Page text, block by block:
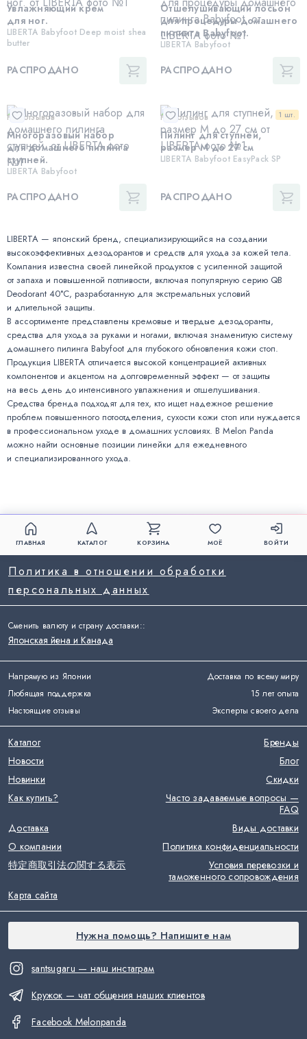
Увлажняющий крем
для ног.
LIBERTA Babyfoot Deep moist shea
butter
РАСПРОДАНО
Отшелушивающий лосьон
для процедуры домашнего
пилинга Babyfoot.
LIBERTA Babyfoot
РАСПРОДАНО
Нет отзывов
Многоразовый набор
для домашнего пилинга
ступней.
LIBERTA Babyfoot
РАСПРОДАНО
1 шт.
Нет отзывов
Пилинг для ступней,
размер М до 27 см
LIBERTA Babyfoot EasyPack SP
РАСПРОДАНО
LIBERTA — японский бренд, специализирующийся на создании
высокоэффективных дезодорантов и средств для ухода за кожей тела.
Компания известна своей линейкой продуктов с усиленной защитой
от запаха и повышенной потливости, включая популярную серию QB
Deodorant 40°C, разработанную для экстремальных условий
и длительной защиты.
В ассортименте представлены кремовые и твердые дезодоранты,
средства для ухода за руками и ногами, включая знаменитую систему
домашнего пилинга Babyfoot для глубокого обновления кожи стоп.
Продукция LIBERTA отличается высокой концентрацией активных
компонентов и акцентом на долговременный эффект — от защиты
на весь день до интенсивного увлажнения и отшелушивания.
Средства бренда подходят для тех, кто ищет надежное решение
проблем повышенного потоотделения, сухости кожи стоп или нуждается
в профессиональном уходе в домашних условиях. В Melon Panda
можно найти основные позиции линейки для ежедневного
и специализированного ухода.
ГЛАВНАЯ КАТАЛОГ КОРЗИНА МОЁ ВОЙТИ
Напрямую из Японии
Доставка по всему миру
Любящая поддержка
15 лет опыта
Настоящие отзывы
Эксперты своего дела
santsugaru — наш инстаграм
Кружок — чат общения наших клиентов
Facebook Melonpanda
Политика в отношении обработки
персональных данных
Каталог
Бренды
Новости
Блог
Новинки
Скидки
Как купить?
Часто задаваемые вопросы —
FAQ
Доставка
Виды доставки
О компании
Политика конфиденциальности
特定商取引法の関する表示
Условия перевозки и
таможенного сопровождения
Карта сайта
Сменить валюту и страну доставки::
Японская йена и Канада
Нужна помощь? Напишите нам